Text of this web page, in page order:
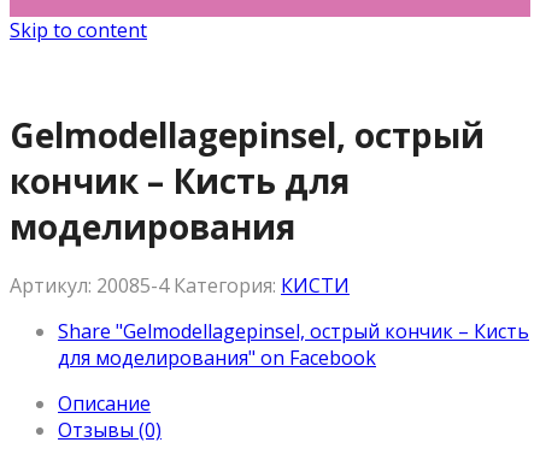
Skip to content
Gelmodellagepinsel, острый
кончик – Кисть для
моделирования
Артикул: 20085-4 Категория: КИСТИ
Share "Gelmodellagepinsel, острый кончик – Кисть
для моделирования" on Facebook
Описание
Отзывы (0)